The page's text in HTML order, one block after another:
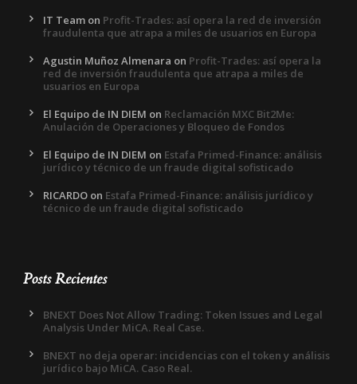
IT Team on Profit-Trades: así opera la red de inversión
fraudulenta que atrapa a miles de usuarios en Europa
Agustin Muñoz Almenara on Profit-Trades: así opera la
red de inversión fraudulenta que atrapa a miles de
usuarios en Europa
El Equipo de IN DIEM on Reclamación MXC Bit2Me:
Anulación de Operaciones y Bloqueo de Fondos
El Equipo de IN DIEM on Estafa Primed-Finance: análisis
jurídico y técnico de un fraude digital sofisticado
RICARDO on Estafa Primed-Finance: análisis jurídico y
técnico de un fraude digital sofisticado
Posts Recientes
BNEXT Does Not Allow Trading: Token Issues and Legal
Analysis Under MiCA. Real Case.
BNEXT no deja operar: incidencias con el token y análisis
jurídico bajo MiCA. Caso Real.